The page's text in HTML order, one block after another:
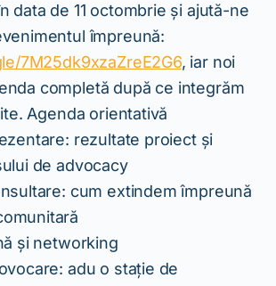
data de 11 octombrie și ajută-ne
împreună:
7M25dk9xzaZreE2G6, iar noi
completă după ce integrăm
Agenda orientativă
rezultate proiect și
de advocacy
cum extindem împreună
și networking
adu o stație de